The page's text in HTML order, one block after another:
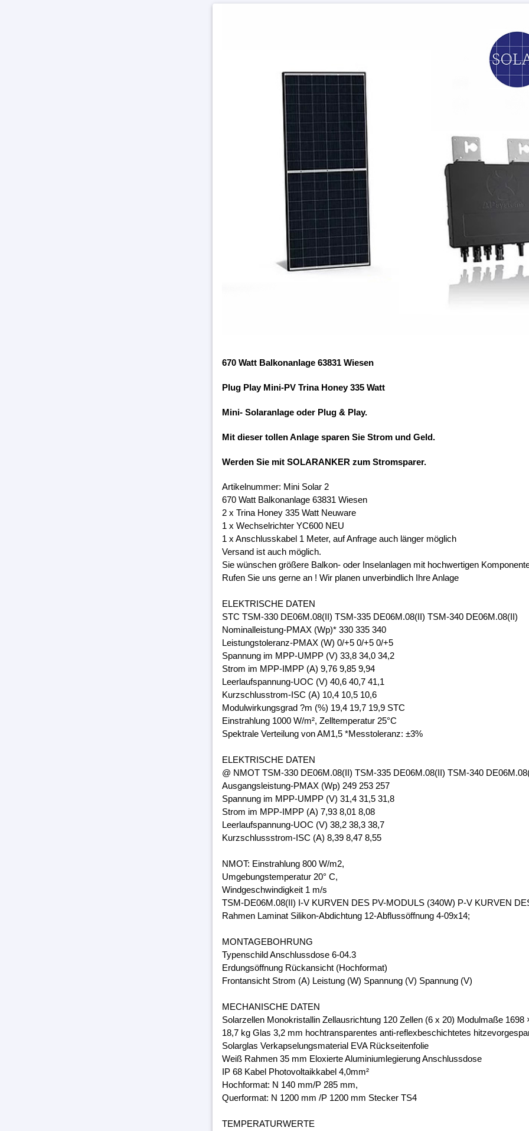
670 Watt Balkonanlage 63831 Wiesen
Plug Play Mini-PV Trina Honey 335 Watt
Mini- Solaranlage oder Plug & Play.
Mit dieser tollen Anlage sparen Sie Strom und Geld.
Werden Sie mit SOLARANKER zum Stromsparer.
Artikelnummer: Mini Solar 2
670 Watt Balkonanlage 63831 Wiesen
2 x Trina Honey 335 Watt Neuware
1 x Wechselrichter YC600 NEU
1 x Anschlusskabel 1 Meter, auf Anfrage auch länger möglich
Versand ist auch möglich.
Sie wünschen größere Balkon- oder Inselanlagen mit hochwertigen
Rufen Sie uns gerne an ! Wir planen unverbindlich Ihre Anlage
ELEKTRISCHE DATEN
STC TSM-330 DE06M.08(II) TSM-335 DE06M.08(II) TSM-340 DE06M.08(II)
Nominalleistung-PMAX (Wp)* 330 335 340
Leistungstoleranz-PMAX (W) 0/+5 0/+5 0/+5
Spannung im MPP-UMPP (V) 33,8 34,0 34,2
Strom im MPP-IMPP (A) 9,76 9,85 9,94
Leerlaufspannung-UOC (V) 40,6 40,7 41,1
Kurzschlusstrom-ISC (A) 10,4 10,5 10,6
Modulwirkungsgrad ?m (%) 19,4 19,7 19,9 STC
Einstrahlung 1000 W/m², Zelltemperatur 25°C
Spektrale Verteilung von AM1,5 *Messtoleranz: ±3%
ELEKTRISCHE DATEN
@ NMOT TSM-330 DE06M.08(II) TSM-335 DE06M.08(II) TSM-340
Ausgangsleistung-PMAX (Wp) 249 253 257
Spannung im MPP-UMPP (V) 31,4 31,5 31,8
Strom im MPP-IMPP (A) 7,93 8,01 8,08
Leerlaufspannung-UOC (V) 38,2 38,3 38,7
Kurzschlussstrom-ISC (A) 8,39 8,47 8,55
NMOT: Einstrahlung 800 W/m2,
Umgebungstemperatur 20° C,
Windgeschwindigkeit 1 m/s
TSM-DE06M.08(II) I-V KURVEN DES PV-MODULS (340W) P-V KURVEN
Rahmen Laminat Silikon-Abdichtung 12-Abflussöffnung 4-09x14;
MONTAGEBOHRUNG
Typenschild Anschlussdose 6-04.3
Erdungsöffnung Rückansicht (Hochformat)
Frontansicht Strom (A) Leistung (W) Spannung (V) Spannung (V)
MECHANISCHE DATEN
Solarzellen Monokristallin Zellausrichtung 120 Zellen (6 x 20) Modulmaße
18,7 kg Glas 3,2 mm hochtransparentes anti-reflexbeschichtetes
Solarglas Verkapselungsmaterial EVA Rückseitenfolie
Weiß Rahmen 35 mm Eloxierte Aluminiumlegierung Anschlussdose
IP 68 Kabel Photovoltaikkabel 4,0mm²
Hochformat: N 140 mm/P 285 mm,
Querformat: N 1200 mm /P 1200 mm Stecker TS4
TEMPERATURWERTE